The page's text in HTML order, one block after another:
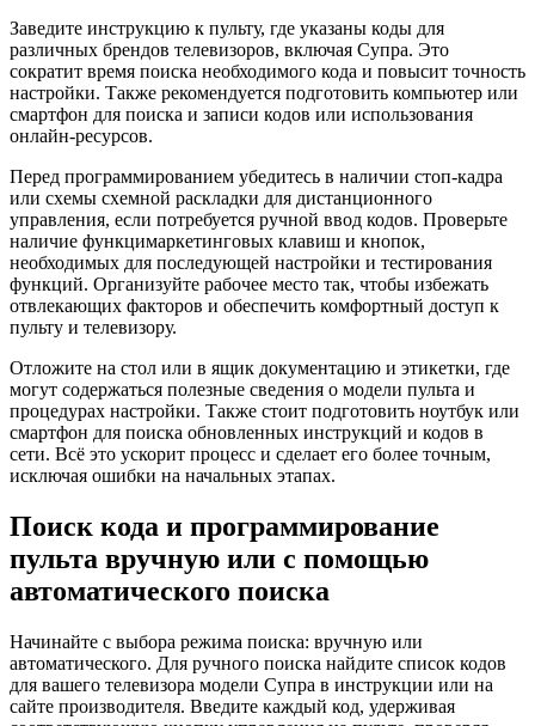
Заведите инструкцию к пульту, где указаны коды для
различных брендов телевизоров, включая Супра. Это
сократит время поиска необходимого кода и повысит точность
настройки. Также рекомендуется подготовить компьютер или
смартфон для поиска и записи кодов или использования
онлайн-ресурсов.
Перед программированием убедитесь в наличии стоп-кадра
или схемы схемной раскладки для дистанционного
управления, если потребуется ручной ввод кодов. Проверьте
наличие функцимаркетинговых клавиш и кнопок,
необходимых для последующей настройки и тестирования
функций. Организуйте рабочее место так, чтобы избежать
отвлекающих факторов и обеспечить комфортный доступ к
пульту и телевизору.
Отложите на стол или в ящик документацию и этикетки, где
могут содержаться полезные сведения о модели пульта и
процедурах настройки. Также стоит подготовить ноутбук или
смартфон для поиска обновленных инструкций и кодов в
сети. Всё это ускорит процесс и сделает его более точным,
исключая ошибки на начальных этапах.
Поиск кода и программирование
пульта вручную или с помощью
автоматического поиска
Начинайте с выбора режима поиска: вручную или
автоматического. Для ручного поиска найдите список кодов
для вашего телевизора модели Супра в инструкции или на
сайте производителя. Введите каждый код, удерживая